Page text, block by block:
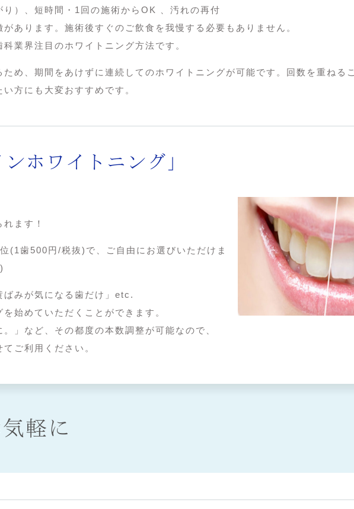
）、短時間・1回の施術からOK 、汚れの再付
あります。施術後すぐのご飲食を我慢する必要もありません。
業界注目のホワイトニング方法です。
め、期間をあけずに連続してのホワイトニングが可能です。回数を重ねる
方にも大変おすすめです。
ホワイトニング」
ます！
(1歯500円/税抜)で、ご自由にお選びいただけま
ばみが気になる歯だけ」etc.
始めていただくことができます。
」など、その都度の本数調整が可能なので、
ご利用ください。
軽に